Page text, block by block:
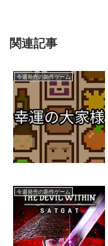
関連記事
今週発売の新作ゲーム
今週発売の新作ゲーム